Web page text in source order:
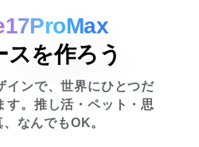
スを作ろう
インで、世界にひとつだ
す。推し活・ペット・思
なんでもOK。